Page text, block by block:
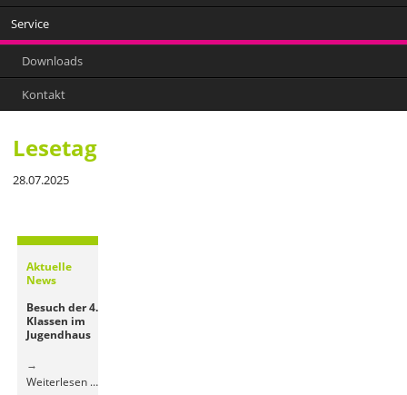
Service
Downloads
Kontakt
Lesetag
28.07.2025
Aktuelle
News
Besuch der 4.
Klassen im
Jugendhaus
Weiterlesen …Besuch